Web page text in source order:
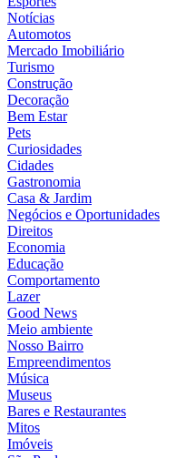
Notícias
Automotos
Mercado Imobiliário
Turismo
Construção
Decoração
Bem Estar
Pets
Curiosidades
Cidades
Gastronomia
Casa & Jardim
Negócios e Oportunidades
Direitos
Economia
Educação
Comportamento
Lazer
Good News
Meio ambiente
Nosso Bairro
Empreendimentos
Música
Museus
Bares e Restaurantes
Mitos
Imóveis